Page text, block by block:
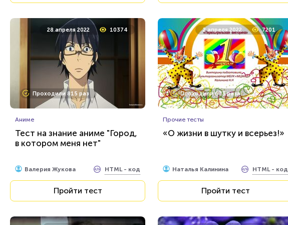
28 апреля 2022 10374
Проходили 815 раз
Аниме
Тест на знание аниме "Город,
в котором меня нет"
Валерия Жукова HTML - код
Пройти тест
2 апреля 2022 7201
Проходили 673 раза
Прочие тесты
«О жизни в шутку и всерьез!»
Наталья Калинина HTML - код
Пройти тест